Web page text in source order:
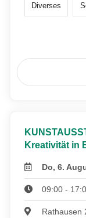
Diverses
Kreativität in
Do, 6.
09:00 -
Rathausen